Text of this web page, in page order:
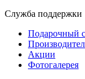
Служба поддержки
Подарочный
Акции
Фотогалерея